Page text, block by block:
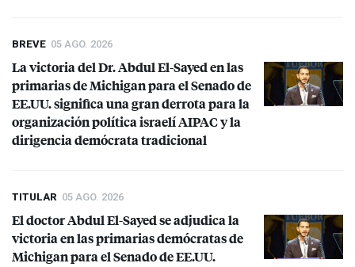
BREVE 05 AGO. 2026
La victoria del Dr. Abdul El-Sayed en las
primarias de Michigan para el Senado de
EE.UU. significa una gran derrota para la
organización política israelíAIPACy la
dirigencia demócrata tradicional
TITULAR 05 AGO. 2026
El doctor Abdul El-Sayed se adjudica la
victoria en las primarias demócratas de
Michigan para el Senado de EE.UU.